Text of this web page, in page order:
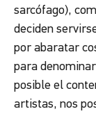
sarcófago),
deciden
por abaratar
para
posible el
artistas, nos